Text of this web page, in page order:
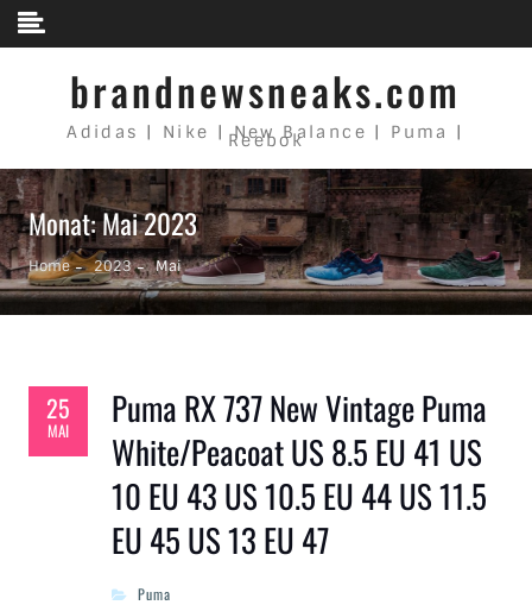
Skip to content
brandnewsneaks.com
Adidas | Nike | New Balance | Puma |
Reebok
Monat: Mai 2023
Home 2023 Mai
25
MAI
Puma RX 737 New Vintage Puma
White/Peacoat US 8.5 EU 41 US
10 EU 43 US 10.5 EU 44 US 11.5
EU 45 US 13 EU 47
Puma